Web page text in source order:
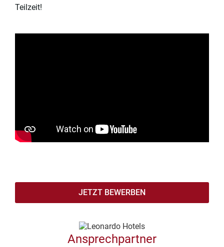
Teilzeit!
JETZT BEWERBEN
Ansprechpartner